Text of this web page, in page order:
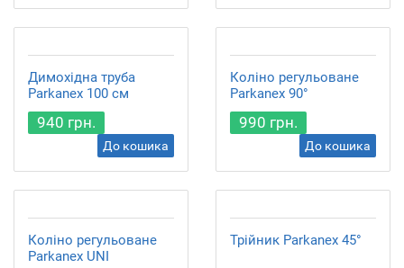
Димохідна труба
Parkanex 100 см
940 грн.
До кошика
Коліно регульоване
Parkanex 90°
990 грн.
До кошика
Коліно регульоване
Parkanex UNI
Трійник Parkanex 45°